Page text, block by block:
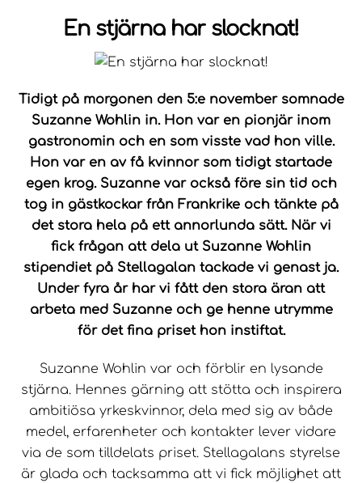
En stjärna har slocknat!
Tidigt på morgonen den 5:e november somnade
Suzanne Wohlin in. Hon var en pionjär inom
gastronomin och en som visste vad hon ville.
Hon var en av få kvinnor som tidigt startade
egen krog. Suzanne var också före sin tid och
tog in gästkockar från Frankrike och tänkte på
det stora hela på ett annorlunda sätt. När vi
fick frågan att dela ut Suzanne Wohlin
stipendiet på Stellagalan tackade vi genast ja.
Under fyra år har vi fått den stora äran att
arbeta med Suzanne och ge henne utrymme
för det fina priset hon instiftat.
Suzanne Wohlin var och förblir en lysande
stjärna. Hennes gärning att stötta och inspirera
ambitiösa yrkeskvinnor, dela med sig av både
medel, erfarenheter och kontakter lever vidare
via de som tilldelats priset. Stellagalans styrelse
är glada och tacksamma att vi fick möjlighet att